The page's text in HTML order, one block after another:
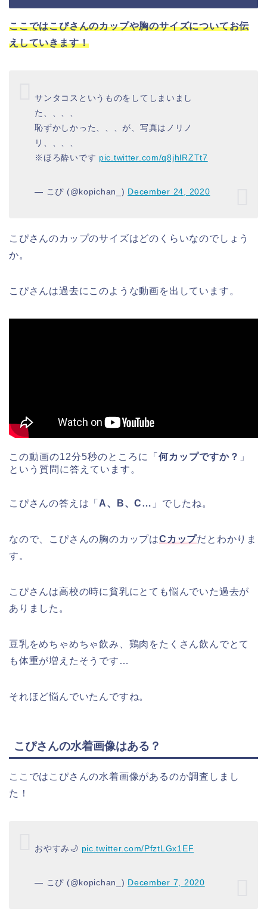
ここではこぴさんのカップや胸のサイズについてお伝
えしていきます！
サンタコスというものをしてしまいまし
た、、、、
恥ずかしかった、、、が、写真はノリノ
リ、、、、
※ほろ酔いです pic.twitter.com/q8jhlRZTt7
— こぴ (@kopichan_) December 24, 2020
こぴさんのカップのサイズはどのくらいなのでしょう
か。
こぴさんは過去にこのような動画を出しています。
この動画の12分5秒のところに「 何カップですか？ 」
という質問に答えています。
こぴさんの答えは「A、B、C… 」でしたね。
なので、こぴさんの胸のカップはCカップだとわかりま
す。
こぴさんは高校の時に貧乳にとても悩んでいた過去が
ありました。
豆乳をめちゃめちゃ飲み、鶏肉をたくさん飲んでとて
も体重が増えたそうです…
それほど悩んでいたんですね。
こぴさんの水着画像はある？
ここではこぴさんの水着画像があるのか調査しまし
た！
おやすみ🌙 pic.twitter.com/PfztLGx1EF
— こぴ (@kopichan_) December 7, 2020